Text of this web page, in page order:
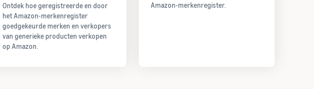
Ontdek hoe geregistreerde en door
het Amazon-merkenregister
goedgekeurde merken en verkopers
van generieke producten verkopen
op Amazon.
Amazon-merkenregister.